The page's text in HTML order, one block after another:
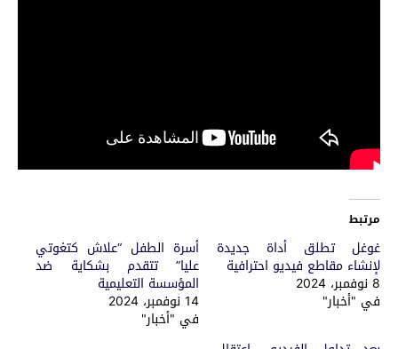
مرتبط
غوغل تطلق أداة جديدة
لإنشاء مقاطع فيديو احترافية
8 نوفمبر، 2024
في "أخبار"
أسرة الطفل “علاش كتغوتي
عليا” تتقدم بشكاية ضد
المؤسسة التعليمية
14 نوفمبر، 2024
في "أخبار"